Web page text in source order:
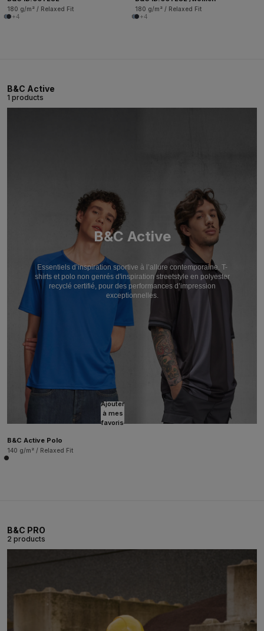
180 g/m² / Relaxed Fit
+4
180 g/m² / Relaxed Fit
+4
B&C Active
1 products
B&C Active
Essentiels d’inspiration sportive à l’allure contemporaine. T-
shirts et polo non genrés d'inspiration streetstyle en polyester
recyclé certifié, pour des performances d’impression
exceptionnelles.
Ajouter
à mes
favoris
B&C Active Polo
140 g/m² / Relaxed Fit
B&C PRO
2 products